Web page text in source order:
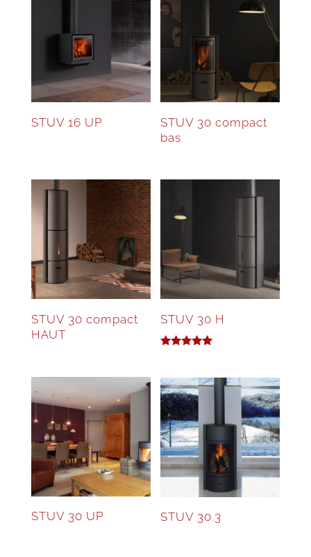
STUV 16 UP
STUV 30 compact
bas
STUV 30 compact
HAUT
STUV 30 H
STUV 30 UP STUV 30.3